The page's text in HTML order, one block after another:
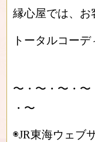
縁心屋では、お
トータルコー
〜・〜・〜・〜
・〜
◉JR東海ウェブ